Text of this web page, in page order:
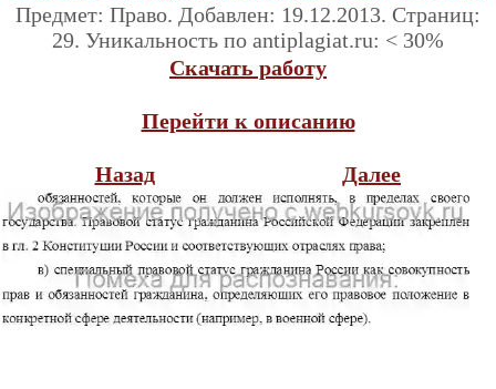
Предмет: Право. Добавлен: 19.12.2013. Страниц:
29. Уникальность по antiplagiat.ru: < 30%
Скачать работу
Перейти к описанию
Назад Далее